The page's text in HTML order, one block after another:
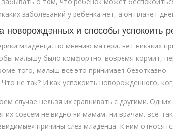
заболеваний у ребенка нет, а он плачет
и способы успокоить
младенца, по мнению матери, нет никаких
малышу было комфортно: вовремя кормит,
того, малыш все это принимает безотказно
не так? И как успокоить новорожденного,
случае нельзя их сравнивать с другими.
совсем не видно ни мамам, ни врачам, все-
причины слез младенца. К ним